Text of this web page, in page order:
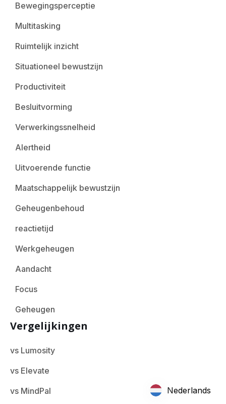
Bewegingsperceptie
Multitasking
Ruimtelijk inzicht
Situationeel bewustzijn
Productiviteit
Besluitvorming
Verwerkingssnelheid
Alertheid
Uitvoerende functie
Maatschappelijk bewustzijn
Geheugenbehoud
reactietijd
Werkgeheugen
Aandacht
Focus
Geheugen
Vergelijkingen
vs Lumosity
vs Elevate
vs MindPal
Nederlands